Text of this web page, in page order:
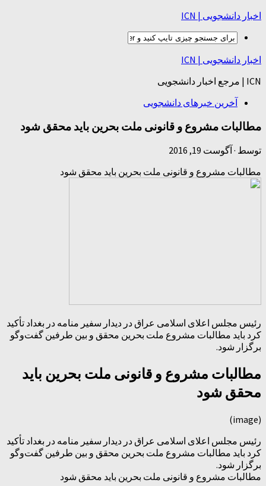
اخبار دانشجویی | ICN
اخبار دانشجویی | ICN
ICN | مرجع اخبار دانشجویی
آخرین خبرهای دانشجویی
مطالبات مشروع و قانونی ملت بحرین باید محقق شود
توسط · آگوست 19, 2016
مطالبات مشروع و قانونی ملت بحرین باید محقق شود
رئیس مجلس اعلای اسلامی عراق در دیدار سفیر منامه در بغداد تأکید
کرد باید مطالبات مشروع ملت بحرین محقق و بین طرفین گفت‌وگو
برگزار شود.
مطالبات مشروع و قانونی ملت بحرین باید
محقق شود
(image)
رئیس مجلس اعلای اسلامی عراق در دیدار سفیر منامه در بغداد تأکید
کرد باید مطالبات مشروع ملت بحرین محقق و بین طرفین گفت‌وگو
برگزار شود.
مطالبات مشروع و قانونی ملت بحرین باید محقق شود